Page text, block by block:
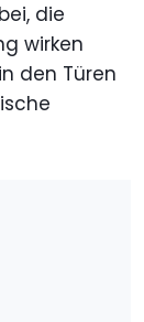
die
wirken
den Türen